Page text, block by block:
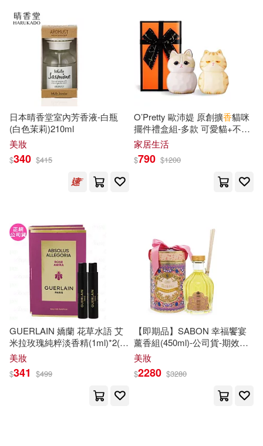
PRESTIGE DIGITAL BOOK SERIE
二宮和香(42) 秦文君(42)
h.m.p(41)
アテナ映像 E-BOOK SERIES(41)
五十嵐雄策(39) 七和香(38)
アテナ映像電子書籍写真集(36)
一條由香莉(36) 倉持由香(36)
棺材裡的笑聲(36) 鄭寶鴻(36)
出境遊編輯部(35)
葵百合香(35) 香澄せな(35)
warner music(137)
Universal(133)
ZERO ONE STYLE.inc(122)
CircleChange(115)
化學工業出版社(95)
YAMABUKI(94) 青文(94)
KADOKAWA(93)
牛津大學(82)
一個月內上市新品(520)
本週上市新品(81)
電子書 (可複選)
適合手機平板閱讀(1502)
適合平板閱讀(2614)
免費電子書(20)
其他 (可複選)
現在可購買商品(21784)
價格
範圍
日本晴香堂室內芳香液-白瓶
(白色茉莉)210ml
美妝
$340 $415
O’Pretty 歐沛媞 原創擴香貓咪
擺件禮盒組-多款 可愛貓+不爽
橘貓
家居生活
$790 $1200
GUERLAIN 嬌蘭 花草水語 艾
米拉玫瑰純粹淡香精(1ml)*2(公
司貨)
美妝
$341 $499
【即期品】SABON 幸福饗宴
薰香組(450ml)-公司貨-期效
202705
美妝
$2280 $3280